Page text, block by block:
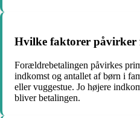
Hvilke faktorer påvirker
Forældrebetalingen påvirkes
indkomst og antallet af børn i
eller vuggestue. Jo højere
bliver betalingen.